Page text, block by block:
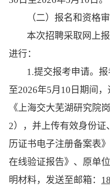
（二）报名和资格
本次招聘采取网上
进行：
1.提交报考申请。
至2026年5月10日期间
《上海交大芜湖研究院
2），并上传有效身份
历证书电子注册备案表
在线验证报告》、原单
明材料，发送至邮箱：